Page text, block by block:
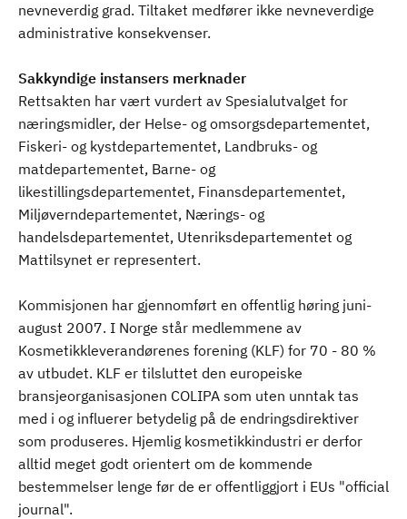
nevneverdig grad. Tiltaket medfører ikke nevneverdige
administrative konsekvenser.
Sakkyndige instansers merknader
Rettsakten har vært vurdert av Spesialutvalget for
næringsmidler, der Helse- og omsorgsdepartementet,
Fiskeri- og kystdepartementet, Landbruks- og
matdepartementet, Barne- og
likestillingsdepartementet, Finansdepartementet,
Miljøverndepartementet, Nærings- og
handelsdepartementet, Utenriksdepartementet og
Mattilsynet er representert.
Kommisjonen har gjennomført en offentlig høring juni-
august 2007. I Norge står medlemmene av
Kosmetikkleverandørenes forening (KLF) for 70 - 80 %
av utbudet. KLF er tilsluttet den europeiske
bransjeorganisasjonen COLIPA som uten unntak tas
med i og influerer betydelig på de endringsdirektiver
som produseres. Hjemlig kosmetikkindustri er derfor
alltid meget godt orientert om de kommende
bestemmelser lenge før de er offentliggjort i EUs "official
journal".